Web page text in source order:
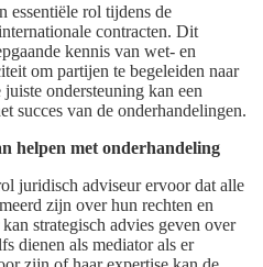
essentiële rol tijdens de
contracten. Dit
kennis van wet- en
om partijen te begeleiden naar
ondersteuning kan een
succes van de onderhandelingen.
helpen met onderhandeling
juridisch adviseur ervoor dat alle
zijn over hun rechten en
strategisch advies geven over
dienen als mediator als er